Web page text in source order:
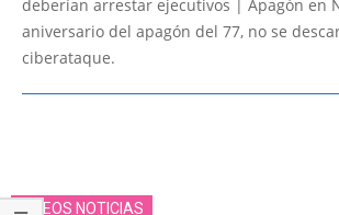
deberían arrestar ejecutivos | Apagón en
aniversario del apagón del 77, no se
ciberataque.
VIDEOS NOTICIAS